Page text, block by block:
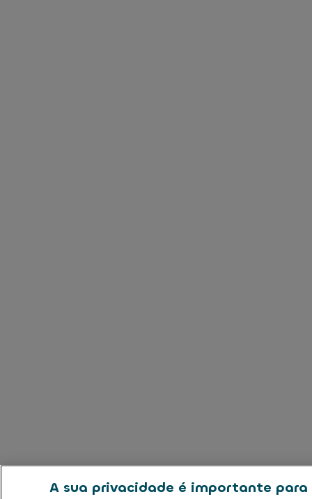
A sua privacidade é importante para